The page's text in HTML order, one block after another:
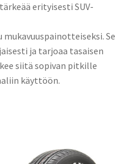
erityisesti SUV-
Se
ja tarjoaa tasaisen
siitä sopivan pitkille
käyttöön.